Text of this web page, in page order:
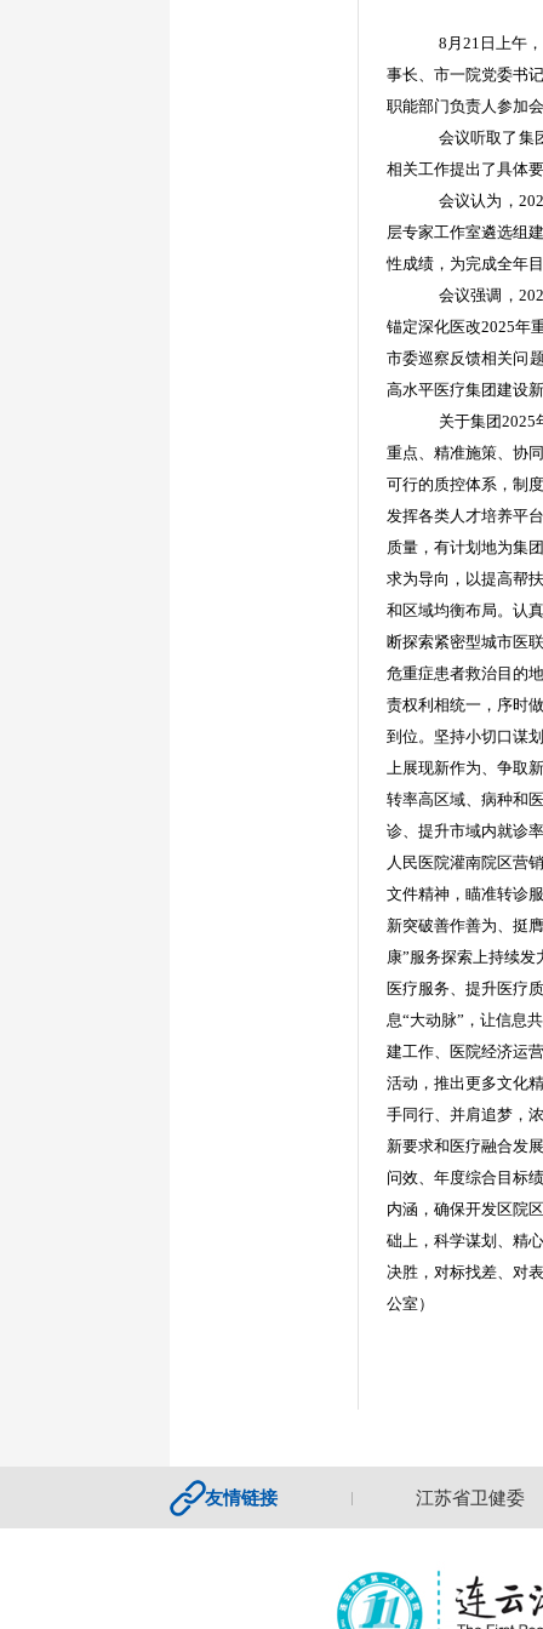
8 月 21 日 上午
事长、市一院党委书
职能部门负责人参加
会议听取了集
相关工作提出了具体
会议认为，
层专家工作室遴选组
性成绩，为完成全年
会议强调，
锚定深化医改2025年
市委巡察反馈相关问
高水平医疗集团建设
关于集团2025
重点、精准施策、协
可行的质控体系，制
发挥各类人才培养平
质量，有计划地为集
求为导向，以提高帮
和区域均衡布局。 认
断探索紧密型城市医
危重症患者救治目的
责权利相统一，序时
到位。坚持小切口谋
上展现新作为、争取
转率高区域、病种和
诊、提升市域内就诊
人民医院灌南院区营
文件精神，瞄准转诊
新突破善作善为、挺
康”服务探索上持续
医疗服务、提升医疗
息“大动脉”， 让信息
建工作、医院经济运
活动，推出更多文化
手同行、并肩追梦，
新要求和医疗融合发
问效、年度综合目标
内涵，确保开发区院
础上，科学谋划、精
决胜，对标找差、对
公室）
友情链接
国家卫健委 江苏省卫健委